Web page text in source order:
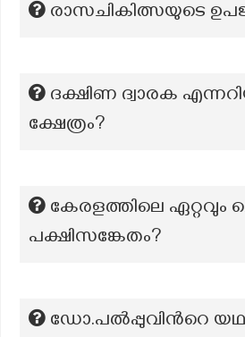
രാസചികിത്സയുടെ
ദക്ഷിണ ദ്വാരക
ക്ഷേത്രം?
കേരളത്തിലെ ഏറ്റവും
പക്ഷിസങ്കേതം?
ഡോ.പൽപ്പുവിന്‍റെ